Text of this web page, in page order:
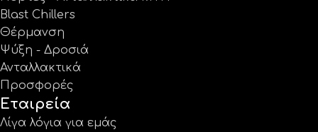
Blast Chillers
Θέρμανση
Ψύξη - Δροσιά
Ανταλλακτικά
Προσφορές
Εταιρεία
Λίγα λόγια για εμάς